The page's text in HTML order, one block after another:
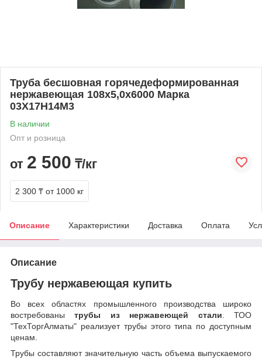
Труба бесшовная горячедеформированная
нержавеющая 108х5,0х6000 Марка
03Х17Н14М3
В наличии
Опт и розница
от 2 500 ₸/кг
2 300 ₸ от 1000 кг
Описание Характеристики Доставка Оплата
Описание
Трубу нержавеющая купить
Во всех областях промышленного производства широко
востребованытрубы из нержавеющей стали. ТОО
"ТехТоргАлматы" реализует трубы этого типа по доступным
ценам.
Трубы составляют значительную часть объема выпускаемого